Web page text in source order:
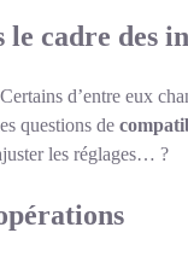
le cadre des
d’entre eux
questions de
les réglages… ?